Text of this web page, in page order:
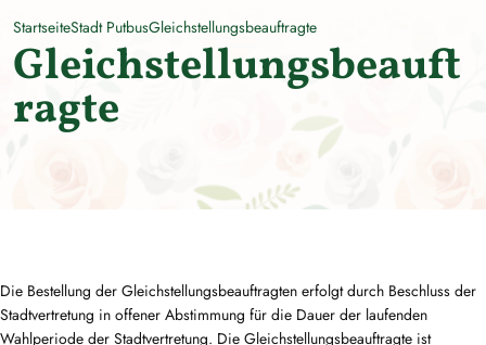
StartseiteStadt PutbusGleichstellungsbeauftragte
Gleichstellungsbeauft
ragte
Die Bestellung der Gleichstellungsbeauftragten erfolgt durch Beschluss der
Stadtvertretung in offener Abstimmung für die Dauer der laufenden
Wahlperiode der Stadtvertretung. Die Gleichstellungsbeauftragte ist